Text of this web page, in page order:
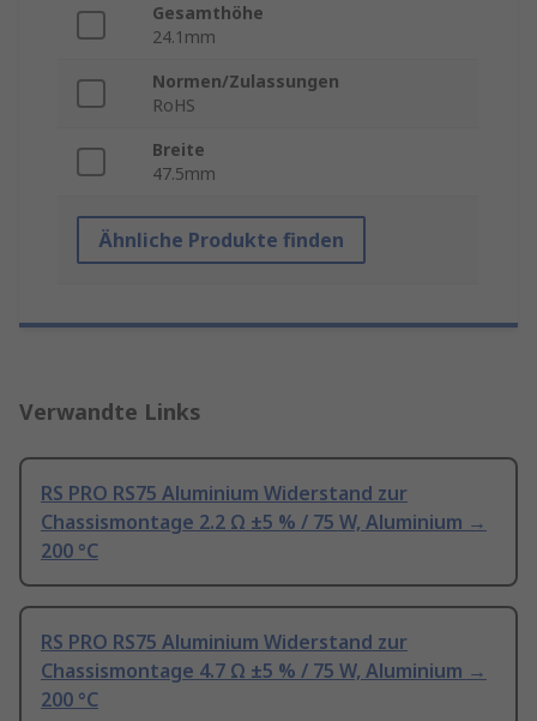
Gesamthöhe
24.1mm
Normen/Zulassungen
RoHS
Breite
47.5mm
Ähnliche Produkte finden
Verwandte Links
RS PRO RS75 Aluminium Widerstand zur
Chassismontage 2.2 Ω ±5 % / 75 W, Aluminium →
200 °C
RS PRO RS75 Aluminium Widerstand zur
Chassismontage 4.7 Ω ±5 % / 75 W, Aluminium →
200 °C